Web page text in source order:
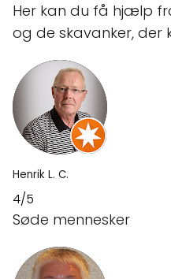
Her kan du få hjælp
og de skavanker, der
Henrik L. C.
4/5
Søde mennesker